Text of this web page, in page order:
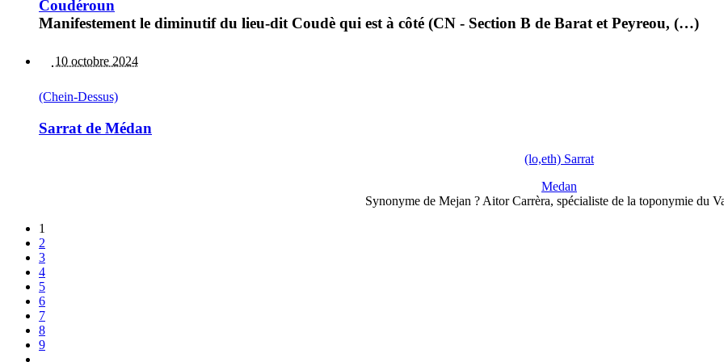
Coudéroun
Manifestement le diminutif du lieu-dit Coudè qui est à côté (CN - Section B de Barat et Peyreou, (…)
10 octobre 2024
(Chein-Dessus)
Sarrat de Médan
(lo,eth) Sarrat
Medan
Synonyme de Mejan ? Aitor Carrèra, spécialiste de la toponymie du
1
2
3
4
5
6
7
8
9